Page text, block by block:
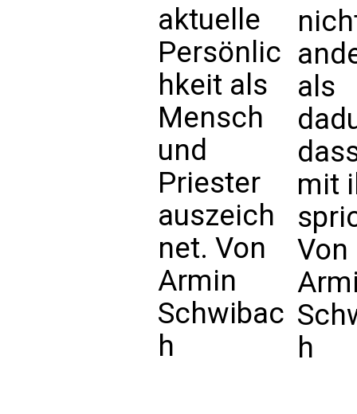
aktuelle
Persönlic
hkeit als
Mensch
und
Priester
auszeich
net. Von
Armin
Schwibac
h
als
mit
Von
h